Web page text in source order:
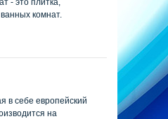
- это плитка,
комнат.
в себе европейский
на